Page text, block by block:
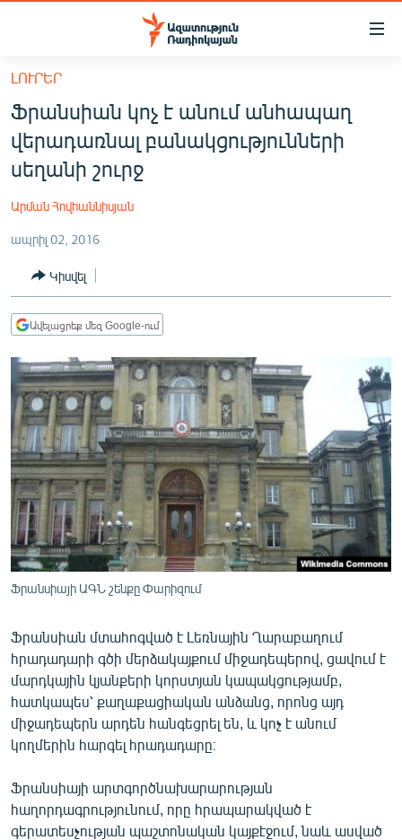
Մատչելիության
հիմնական
բովանդակությանը
Անցնել
հիմնական
մենյուին
ՀԱՅԱՍՏԱՆ
ՔԱՂԱՔԱԿԱՆ
ՏՆՏԵՍՈՒԹՅՈՒՆ
ՂԱՐԱԲԱՂ
ՏԱՐԱԾԱՇՐՋԱՆ
ՄԻՋԱԶԳԱՅԻՆ
ՄՇԱԿՈՒՅԹ
ՍՊՈՐՏ
ՄԵԿՆԱԲԱՆՈՒԹՅՈՒՆ
ՏՏ ԵՒ ԻՆՏԵՐՆԵՏ
ՏԵՍԱՆՅՈՒԹԵՐ
ԲԱՆԱՎԵՃ
ՁԳՏԵԼՈՎ ԼԱՎԱԳՈՒՅՆԻՆ
ՓՈԴՔԱՍԹ
Հայերեն
English
ԼՈՒՐԵՐ
Ֆրանսիան կոչ է անում անհապաղ
վերադառնալ բանակցությունների
սեղանի շուրջ
Արման Հովհաննիսյան
ապրիլ 02, 2016
Կիսվել
Ավելացրեք մեզ Google-ում
Ֆրանսիայի ԱԳՆ շենքը Փարիզում
Ֆրանսիան մտահոգված է Լեռնային Ղարաբաղում
հրադադարի գծի մերձակայքում միջադեպերով, ցավում է
մարդկային կյանքերի կորստյան կապակցությամբ,
հատկապես՝ քաղաքացիական անձանց, որոնց այդ
միջադեպերն արդեն հանգեցրել են, և կոչ է անում
կողմերին հարգել հրադադարը։
Ֆրանսիայի արտգործնախարարության
հաղորդագրությունում, որը հրապարակված է
գերատեսչության պաշտոնական կայքէջում, նաև ասված